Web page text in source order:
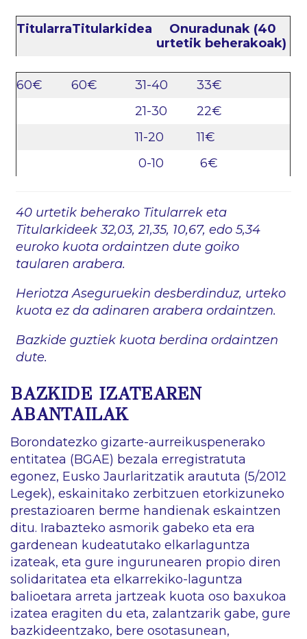
TitularraTitularkidea
Onuradunak (40
urtetik beherakoak)
60€ 60€ 31-40
33€
21-30
22€
11-20
11€
0-10
6€
40 urtetik beherako Titularrek eta
Titularkideek 32,03, 21,35, 10,67, edo 5,34
euroko kuota ordaintzen dute goiko
taularen arabera.
Heriotza Aseguruekin desberdinduz, urteko
kuota ez da adinaren arabera ordaintzen.
Bazkide guztiek kuota berdina ordaintzen
dute.
BAZKIDE IZATEAREN
ABANTAILAK
Borondatezko gizarte-aurreikuspenerako
entitatea (BGAE) bezala erregistratuta
egonez, Eusko Jaurlaritzatik araututa (5/2012
Legek), eskainitako zerbitzuen etorkizuneko
prestazioaren berme handienak eskaintzen
ditu. Irabazteko asmorik gabeko eta era
gardenean kudeatutako elkarlaguntza
izateak, eta gure ingurunearen propio diren
solidaritatea eta elkarrekiko-laguntza
balioetara arreta jartzeak kuota oso baxukoa
izatea eragiten du eta, zalantzarik gabe, gure
bazkideentzako, bere osotasunean,